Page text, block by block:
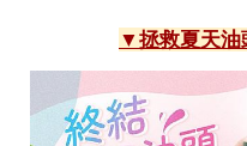
▼拯救夏天油